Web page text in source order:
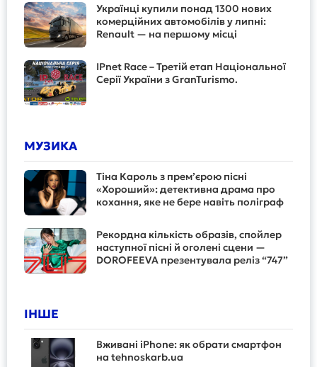
Українці купили понад 1300 нових
комерційних автомобілів у липні:
Renault — на першому місці
IPnet Race – Третій етап Національної
Серії України з GranTurismo.
МУЗИКА
Тіна Кароль з прем’єрою пісні
«Хороший»: детективна драма про
кохання, яке не бере навіть поліграф
Рекордна кількість образів, спойлер
наступної пісні й оголені сцени —
DOROFEEVA презентувала реліз “747”
ІНШЕ
Вживані iPhone: як обрати смартфон
на tehnoskarb.ua